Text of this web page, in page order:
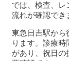
では、検査、レ
流れが確認でき
東急日吉駅から
ります。診療
があり、祝日の